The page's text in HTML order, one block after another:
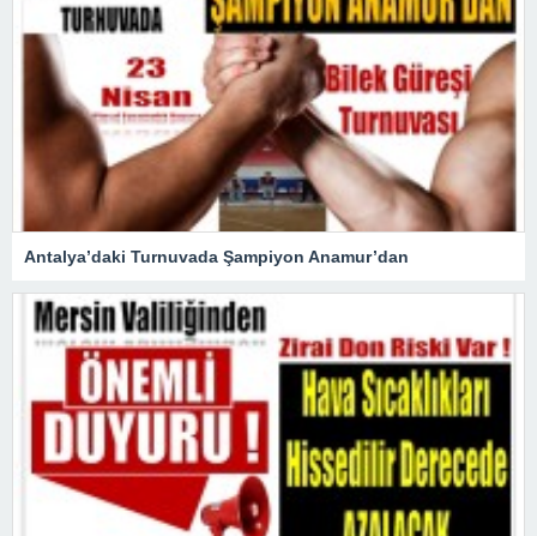
Antalya’daki Turnuvada Şampiyon Anamur’dan